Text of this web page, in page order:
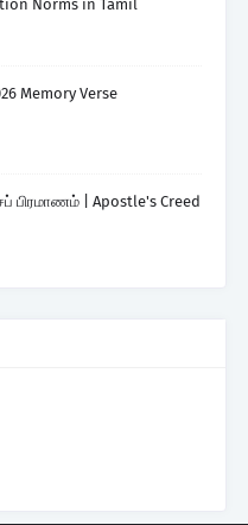
Norms in Tamil
Memory Verse
பிரமாணம் | Apostle's Creed